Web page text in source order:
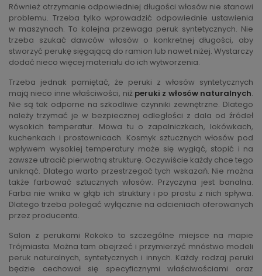
Również otrzymanie odpowiedniej długości włosów nie stanowi
problemu. Trzeba tylko wprowadzić odpowiednie ustawienia
w maszynach. To kolejna przewaga peruk syntetycznych. Nie
trzeba szukać dawców włosów o konkretnej długości, aby
stworzyć perukę sięgającą do ramion lub nawet niżej. Wystarczy
dodać nieco więcej materiału do ich wytworzenia.
Trzeba jednak pamiętać, że peruki z włosów syntetycznych
mają nieco inne właściwości, niż peruki z włosów naturalnych.
Nie są tak odporne na szkodliwe czynniki zewnętrzne. Dlatego
należy trzymać je w bezpiecznej odległości z dala od źródeł
wysokich temperatur. Mowa tu o zapalniczkach, lokówkach,
kuchenkach i prostownicach. Kosmyk sztucznych włosów pod
wpływem wysokiej temperatury może się wygiąć, stopić i na
zawsze utracić pierwotną strukturę. Oczywiście każdy chce tego
uniknąć. Dlatego warto przestrzegać tych wskazań. Nie można
także farbować sztucznych włosów. Przyczyna jest banalna.
Farba nie wnika w głąb ich struktury i po prostu z nich spływa.
Dlatego trzeba polegać wyłącznie na odcieniach oferowanych
przez producenta.
Salon z perukami Rokoko to szczególne miejsce na mapie
Trójmiasta. Można tam obejrzeć i przymierzyć mnóstwo modeli
peruk naturalnych, syntetycznych i innych. Każdy rodzaj peruki
będzie cechował się specyficznymi właściwościami oraz